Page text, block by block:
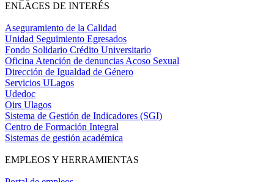
ENLACES DE INTERÉS
Aseguramiento de la Calidad
Unidad Seguimiento Egresados
Fondo Solidario Crédito Universitario
Oficina Atención de denuncias Acoso Sexual
Dirección de Igualdad de Género
Servicios ULagos
Udedoc
Oirs Ulagos
Sistema de Gestión de Indicadores (SGI)
Centro de Formación Integral
Sistemas de gestión académica
EMPLEOS Y HERRAMIENTAS